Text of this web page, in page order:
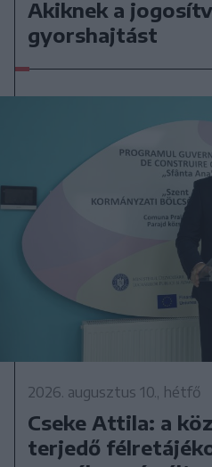
Akiknek a
gyorshajtást
2026. augusztus 10., hétfő
Cseke Attila: a
terjedő